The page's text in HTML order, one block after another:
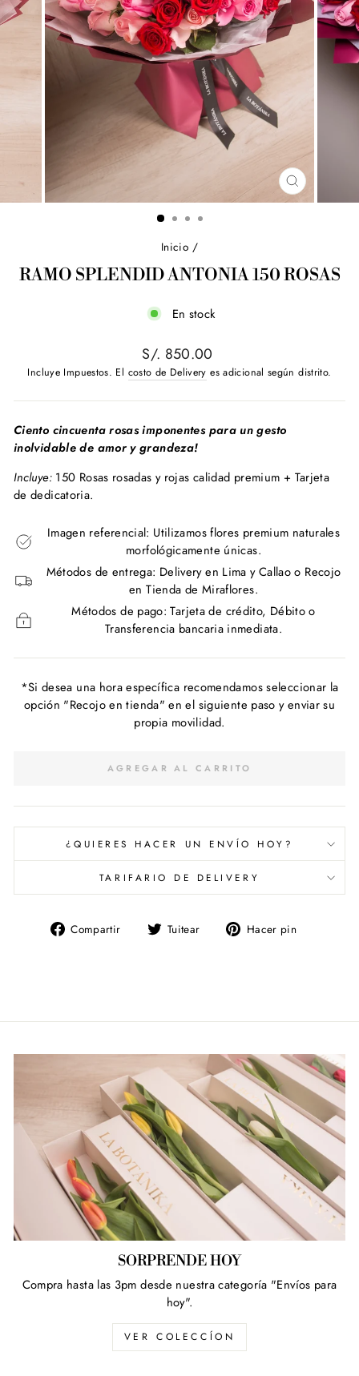
CERRAR
(ESC)
Inicio /
RAMO SPLENDID ANTONIA 150 ROSAS
En stock
Precio
habitual
S/. 850.00
Incluye Impuestos. El costo de Delivery es adicional según distrito.
Ciento cincuenta rosas imponentes para un gesto
inolvidable de amor y grandeza!
Incluye:150 Rosas rosadas y rojas calidad premium + Tarjeta
de dedicatoria.
Imagen referencial: Utilizamos flores premium naturales
morfológicamente únicas.
Métodos de entrega: Delivery en Lima y Callao o Recojo
en Tienda de Miraflores.
Métodos de pago: Tarjeta de crédito, Débito o
Transferencia bancaria inmediata.
*Si desea una hora específica recomendamos seleccionar la
opción "Recojo en tienda" en el siguiente paso y enviar su
propia movilidad.
AGREGAR AL CARRITO
¿QUIERES HACER UN ENVÍO HOY?
TARIFARIO DE DELIVERY
Compartir
CompartirTuitear
Tuitear Hacer pin
SORPRENDE HOY
Compra hasta las 3pm desde nuestra categoría "Envíos para
hoy".
VER COLECCÍON